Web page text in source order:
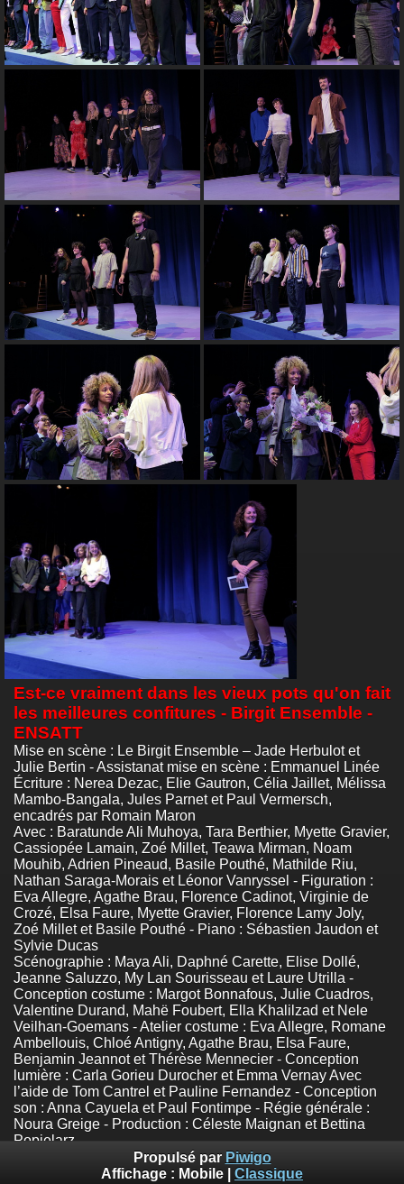
Est-ce vraiment dans les vieux pots qu'on fait
les meilleures confitures - Birgit Ensemble -
ENSATT
Mise en scène : Le Birgit Ensemble – Jade Herbulot et
Julie Bertin - Assistanat mise en scène : Emmanuel Linée
Écriture : Nerea Dezac, Elie Gautron, Célia Jaillet, Mélissa
Mambo-Bangala, Jules Parnet et Paul Vermersch,
encadrés par Romain Maron
Avec : Baratunde Ali Muhoya, Tara Berthier, Myette Gravier,
Cassiopée Lamain, Zoé Millet, Teawa Mirman, Noam
Mouhib, Adrien Pineaud, Basile Pouthé, Mathilde Riu,
Nathan Saraga-Morais et Léonor Vanryssel - Figuration :
Eva Allegre, Agathe Brau, Florence Cadinot, Virginie de
Crozé, Elsa Faure, Myette Gravier, Florence Lamy Joly,
Zoé Millet et Basile Pouthé - Piano : Sébastien Jaudon et
Sylvie Ducas
Scénographie : Maya Ali, Daphné Carette, Elise Dollé,
Jeanne Saluzzo, My Lan Sourisseau et Laure Utrilla -
Conception costume : Margot Bonnafous, Julie Cuadros,
Valentine Durand, Mahë Foubert, Ella Khalilzad et Nele
Veilhan-Goemans - Atelier costume : Eva Allegre, Romane
Ambellouis, Chloé Antigny, Agathe Brau, Elsa Faure,
Benjamin Jeannot et Thérèse Mennecier - Conception
lumière : Carla Gorieu Durocher et Emma Vernay Avec
l’aide de Tom Cantrel et Pauline Fernandez - Conception
son : Anna Cayuela et Paul Fontimpe - Régie générale :
Noura Greige - Production : Céleste Maignan et Bettina
Popielarz
Cabaret24 - ENSATT - 26 octobre 2024
© Emile Zeizig
Propulsé par Piwigo
Affichage : Mobile Classique